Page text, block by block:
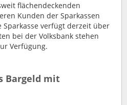
flächendeckenden
Kunden der Sparkassen
Sparkasse verfügt derzeit über
bei der Volksbank stehen
Verfügung.
Bargeld mit